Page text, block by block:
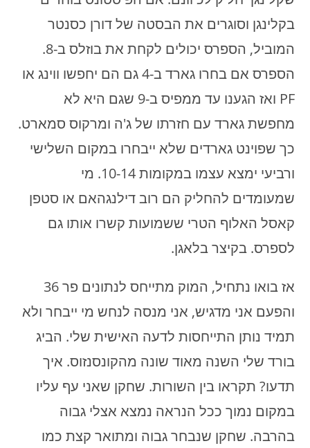
בקלינגן וסוגרים את הבסטה של דורן כסנטר
המוביל, הספרס יכולים לקחת את בוזלס ב-8.
הספרס אם בחרו גארד ב-4 גם הם יחפשו ווינג או
PF ואז הגענו עד ממפיס ב-9 שגם היא לא
מחפשת גארד עם חזרתו של ג'ה ומרקוס סמארט.
כך שפוינט גארדים שלא ייבחרו במקום השלישי
ורביעי ימצא עצמו במקומות 10-14. מי
שמעומדים להחליק הם רוב דילנגהאם או סטפן
קאסל האלוף הטרי ששמועות קשרו אותו גם
לספרס. בקיצר בלאגן.
אז בואו נתחיל, המוק מתייחס לנתונים פר 36
והפעם אני מדגיש, אני מנסה לנחש מי ייבחר ולא
תמיד נותן התייחסות לדעה האישית שלי. הביג
בורד שלי השנה מאוד שונה מהקונסנזוס. איך
תדעו? תקראו בין השורות. שחקן שאני עף עליו
במקום נמוך ככל הנראה נמצא אצלי גבוה
בהרבה. שחקן שנבחר גבוה ומתואר קצת כמו